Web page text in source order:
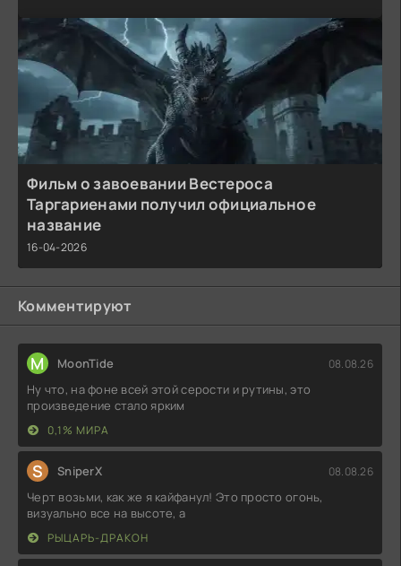
Фильм о завоевании Вестероса
Таргариенами получил официальное
название
16-04-2026
Комментируют
M MoonTide 08.08.26
Ну что, на фоне всей этой серости и рутины, это
произведение стало ярким
0,1% МИРА
S SniperX 08.08.26
Черт возьми, как же я кайфанул! Это просто огонь,
визуально все на высоте, а
РЫЦАРЬ-ДРАКОН